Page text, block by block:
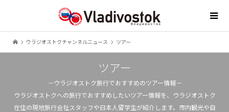
ウラジオストクチャンネルニュース ツアー
ツアー
－ウラジオストク旅行でおすすめのツアー情報－
ウラジオストクへの旅行でおすすめしたいツアー情報を、ウラジオストク
在住の現地旅行会社スタッフや日本人留学生が紹介します。市内観光や自